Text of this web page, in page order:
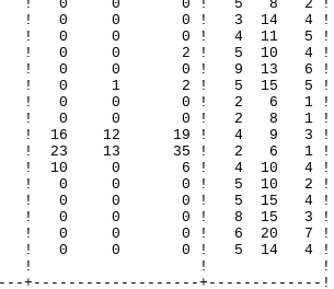
0 ! 0 0 0 ! 5 8 2 !
0 ! 0 0 0 ! 3 14 4 !
0 ! 0 0 0 ! 4 11 5 !
1 ! 0 0 2 ! 5 10 4 !
0 ! 0 0 0 ! 9 13 6 !
1 ! 0 1 2 ! 5 15 5 !
0 ! 0 0 0 ! 2 6 1 !
0 ! 0 0 0 ! 2 8 1 !
! 16 12 19 ! 4 9 3 !
! 23 13 35 ! 2 6 1 !
6 ! 10 0 6 ! 4 10 4 !
0 ! 0 0 0 ! 5 10 2 !
0 ! 0 0 0 ! 5 15 4 !
0 ! 0 0 0 ! 8 15 3 !
0 ! 0 0 0 ! 6 20 7 !
0 ! 0 0 0 ! 5 14 4 !
! ! !
+-------------------+-------------!